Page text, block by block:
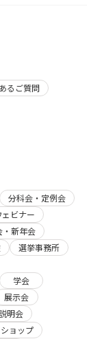
るご質問
分科会・定例会
ェビナー
・新年会
選挙事務所
学会
展示会
明会
ョップ